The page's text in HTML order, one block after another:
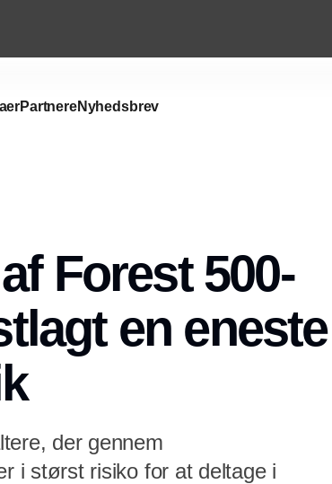
PartnereNyhedsbrev
Forest 500-
en eneste
der gennem
i størst risiko for at deltage i